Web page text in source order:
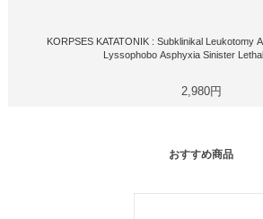
KORPSES KATATONIK : Subklinikal Leukotomy
Lyssophobo Asphyxia Sinister
2,980円
おすすめ商品